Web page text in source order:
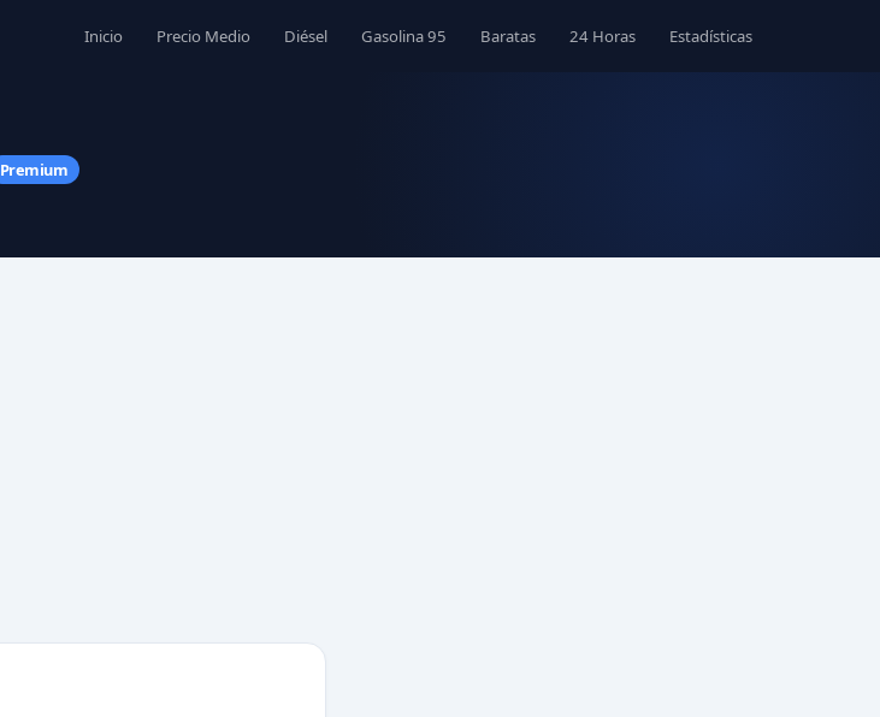
Inicio Precio Medio Diésel Gasolina 95 Baratas 24 Horas Estadísticas
Premium